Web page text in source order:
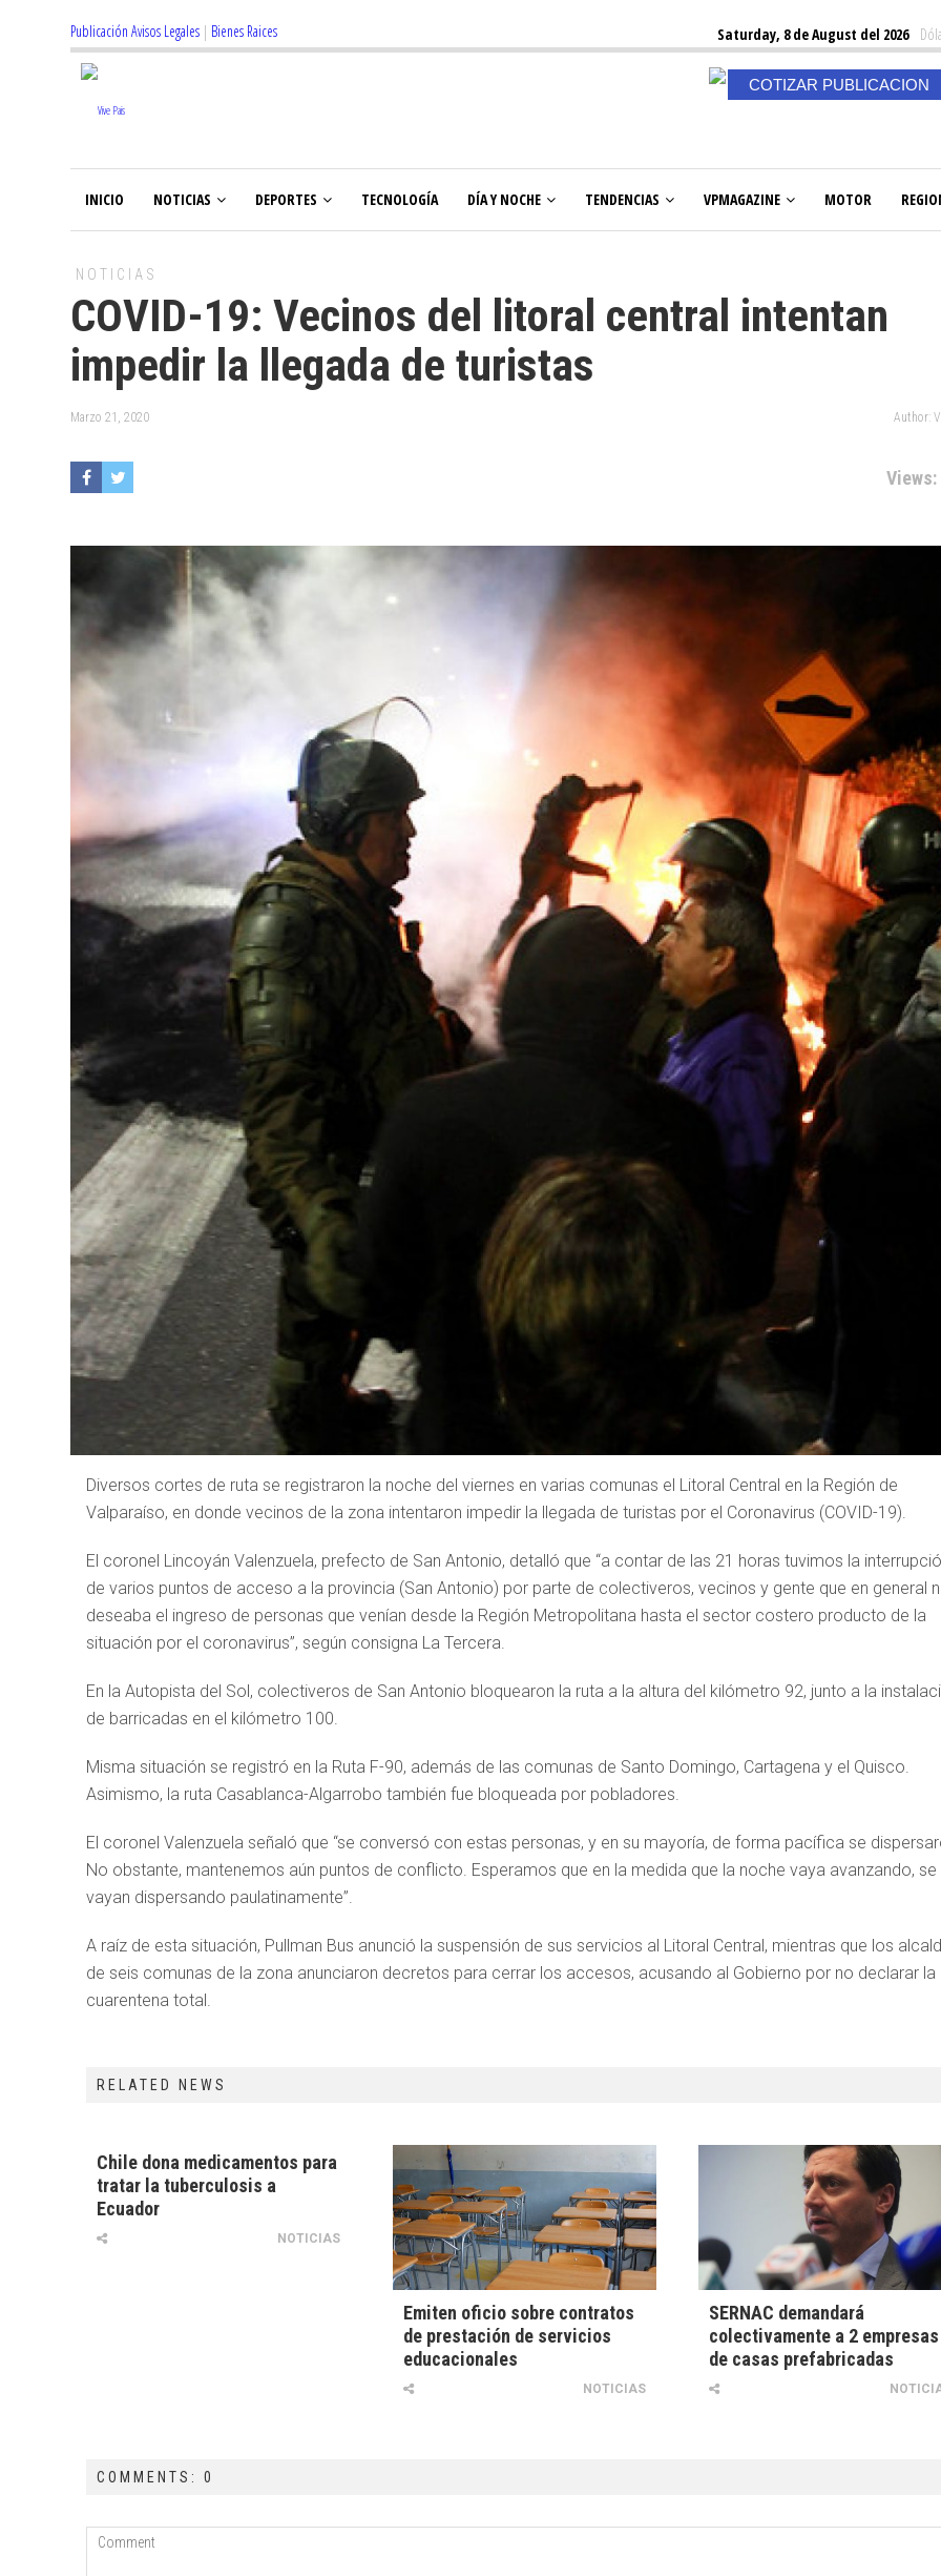
Publicación Avisos Legales | Bienes Raices Saturday, 8 de August del 2026
COTIZAR PUBLICACION
INICIO NOTICIAS DEPORTES TECNOLOGÍA DÍA Y NOCHE TENDENCIAS VPMAGAZINE MOTOR
NOTICIAS
COVID-19: Vecinos del litoral central intentan
impedir la llegada de turistas
Marzo 21, 2020 Author:
Views:
Diversos cortes de ruta se registraron la noche del viernes en varias comunas el Litoral Central en la Región de
Valparaíso, en donde vecinos de la zona intentaron impedir la llegada de turistas por el Coronavirus (COVID-19).
El coronel Lincoyán Valenzuela, prefecto de San Antonio, detalló que “a contar de las 21 horas tuvimos la
de varios puntos de acceso a la provincia (San Antonio) por parte de colectiveros, vecinos y gente que en general
deseaba el ingreso de personas que venían desde la Región Metropolitana hasta el sector costero producto de la
situación por el coronavirus”, según consigna La Tercera.
En la Autopista del Sol, colectiveros de San Antonio bloquearon la ruta a la altura del kilómetro 92, junto a la
de barricadas en el kilómetro 100.
Misma situación se registró en la Ruta F-90, además de las comunas de Santo Domingo, Cartagena y el Quisco.
Asimismo, la ruta Casablanca-Algarrobo también fue bloqueada por pobladores.
El coronel Valenzuela señaló que “se conversó con estas personas, y en su mayoría, de forma pacífica se
No obstante, mantenemos aún puntos de conflicto. Esperamos que en la medida que la noche vaya avanzando, se
vayan dispersando paulatinamente”.
A raíz de esta situación, Pullman Bus anunció la suspensión de sus servicios al Litoral Central, mientras que los
de seis comunas de la zona anunciaron decretos para cerrar los accesos, acusando al Gobierno por no declarar la
cuarentena total.
RELATED NEWS
Chile dona medicamentos para
tratar la tuberculosis a
Ecuador
NOTICIAS
Emiten oficio sobre contratos
de prestación de servicios
educacionales
NOTICIAS
SERNAC demandará
colectivamente a 2 empresas
de casas prefabricadas
COMMENTS: 0